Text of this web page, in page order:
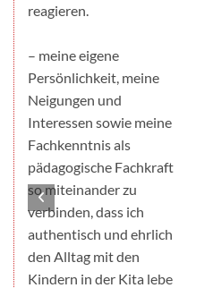
reagieren.
– meine eigene
Persönlichkeit, meine
Neigungen und
Interessen sowie meine
Fachkenntnis als
pädagogische Fachkraft
so miteinander zu
verbinden, dass ich
authentisch und ehrlich
den Alltag mit den
Kindern in der Kita lebe